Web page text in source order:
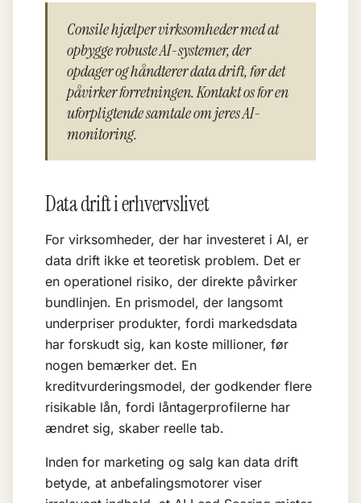
Consile hjælper virksomheder med at
opbygge robuste AI-systemer, der
opdager og håndterer data drift, før det
påvirker forretningen. Kontakt os for en
uforpligtende samtale om jeres AI-
monitoring.
Data drift i erhvervslivet
For virksomheder, der har investeret i AI, er
data drift ikke et teoretisk problem. Det er
en operationel risiko, der direkte påvirker
bundlinjen. En prismodel, der langsomt
underpriser produkter, fordi markedsdata
har forskudt sig, kan koste millioner, før
nogen bemærker det. En
kreditvurderingsmodel, der godkender flere
risikable lån, fordi låntagerprofilerne har
ændret sig, skaber reelle tab.
Inden for marketing og salg kan data drift
betyde, at anbefalingsmotorer viser